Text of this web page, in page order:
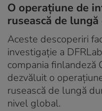
O operațiune de
rusească de
Aceste descoperiri
investigație a
compania finlandeză
dezvăluit o
rusească de lungă
nivel global.